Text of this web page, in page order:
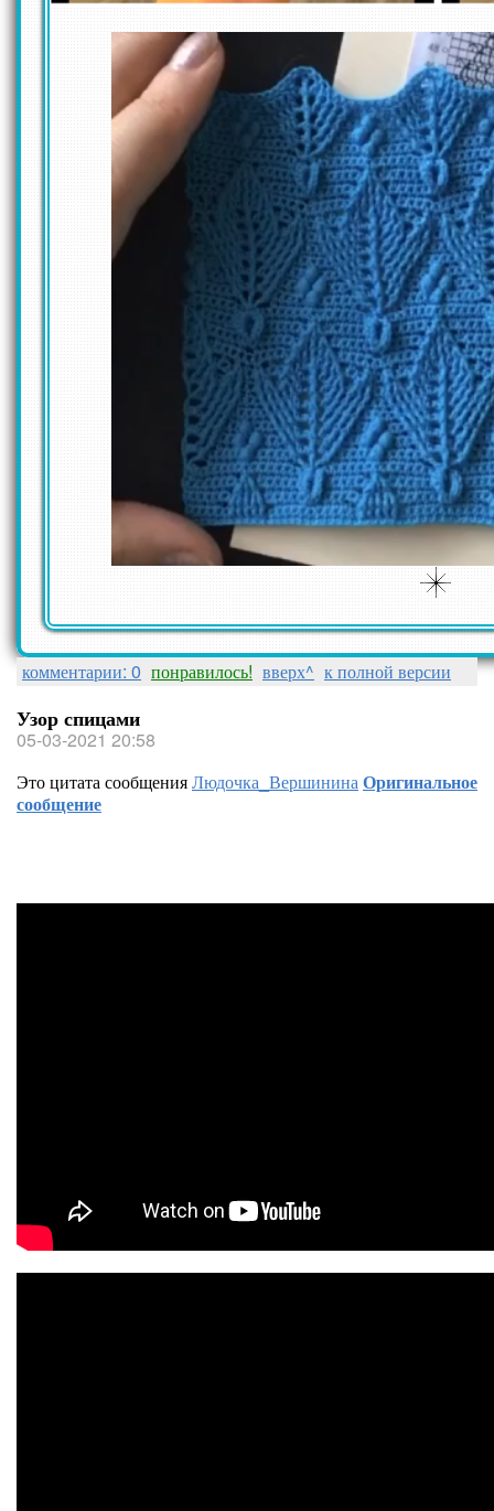
комментарии: 0 понравилось! вверх^ к полной версии
Узор спицами
05-03-2021 20:58
Это цитата сообщенияЛюдочка_Вершинина Оригинальное
сообщение